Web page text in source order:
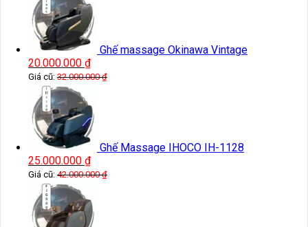
Ghế massage Okinawa Vintage
20.000.000 ₫
Giá cũ: 32.000.000₫
Ghế Massage IHOCO IH-1128
25.000.000 ₫
Giá cũ: 42.000.000₫